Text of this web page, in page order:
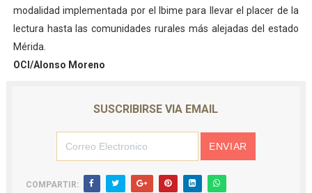
modalidad implementada por el Ibime para llevar el placer de la
lectura hasta las comunidades rurales más alejadas del estado
Mérida.
OCI/Alonso Moreno
SUSCRIBIRSE VIA EMAIL
COMPARTIR: